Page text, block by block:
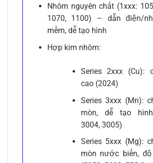
Nhôm nguyên chất (1xxx:
1070, 1100) – dẫn điện/
mềm, dễ tạo hình
Hợp kim nhôm:
Series 2xxx (Cu):
cao (2024)
Series 3xxx (Mn):
mòn, dễ tạo
3004, 3005)
Series 5xxx (Mg):
mòn nước biển,